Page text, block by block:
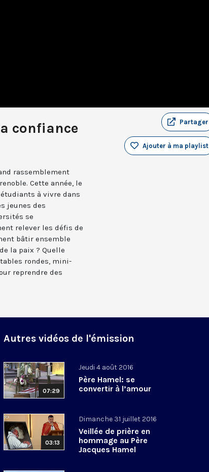
confiance
Partager
Ajouter à ma playlist
rassemblement
Cette année, le
à vivre dans
jeunes des
se
relever les défis de
bâtir ensemble
la paix ? Quelle
rondes, mini-
reprendre des
Autres vidéos de l'émission
07:29
Jeudi 4 août 2016
Père Hamel: se
convertir à l’amour
03:13
Dimanche 31 juillet 2016
Veillée de prière en
hommage au Père
Jacques Hamel